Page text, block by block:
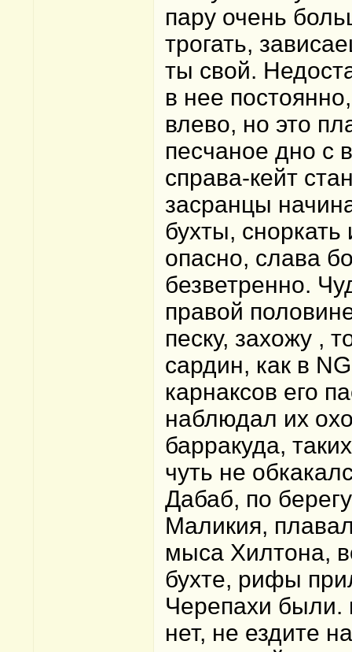
пару очень
трогать,
ты свой.
в нее
влево, но это
песчаное дно с
справа-кейт
засранцы
бухты,
опасно, слава
безветренно.
правой
песку, захожу ,
сардин, как в
карнаксов его
наблюдал их
барракуда,
чуть не
Дабаб, по
Маликия,
мыса Хилтона,
бухте, рифы
Черепахи были.
нет, не ездите